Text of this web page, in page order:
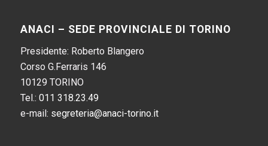
ANACI – SEDE PROVINCIALE DI TORINO
Presidente: Roberto Blangero
Corso G.Ferraris 146
10129 TORINO
Tel.: 011 318.23.49
e-mail: segreteria@anaci-torino.it